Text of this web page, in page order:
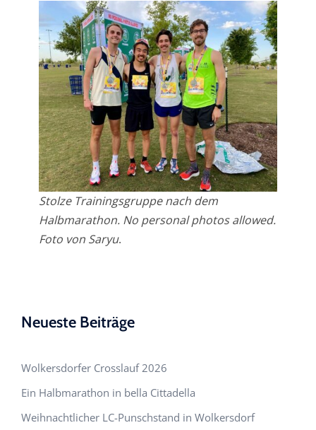
Stolze Trainingsgruppe nach dem
Halbmarathon. No personal photos allowed.
Foto von Saryu.
Neueste Beiträge
Wolkersdorfer Crosslauf 2026
Ein Halbmarathon in bella Cittadella
Weihnachtlicher LC-Punschstand in Wolkersdorf